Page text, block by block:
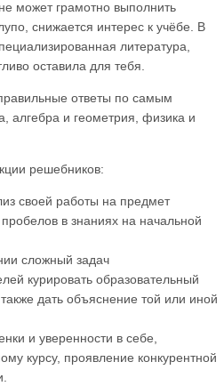
может грамотно выполнить
снижается интерес к учёбе. В
литература,
оставила для тебя.
ответы по самым
алгебра и геометрия, физика и
решебников:
своей работы на предмет
в знаниях на начальной
сложный задач
курировать образовательный
дать объяснение той или иной
и уверенности в себе,
курсу, проявление конкурентной